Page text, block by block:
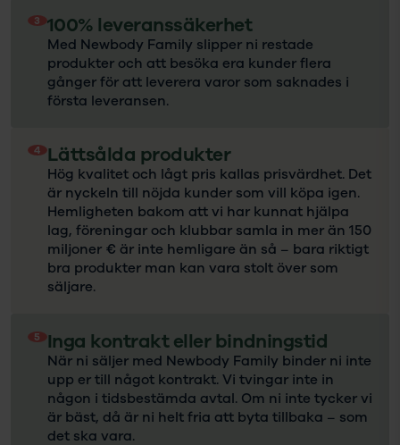
3 100% leveranssäkerhet
Med Newbody Family slipper ni restade
produkter och att besöka era kunder flera
gånger för att leverera varor som saknades i
första leveransen.
4 Lättsålda produkter
Hög kvalitet och lågt pris kallas prisvärdhet. Det
är nyckeln till nöjda kunder som vill köpa igen.
Hemligheten bakom att vi har kunnat hjälpa
lag, föreningar och klubbar samla in mer än 150
miljoner € är inte hemligare än så – bara riktigt
bra produkter man kan vara stolt över som
säljare.
5 Inga kontrakt eller bindningstid
När ni säljer med Newbody Family binder ni inte
upp er till något kontrakt. Vi tvingar inte in
någon i tidsbestämda avtal. Om ni inte tycker vi
är bäst, då är ni helt fria att byta tillbaka – som
det ska vara.